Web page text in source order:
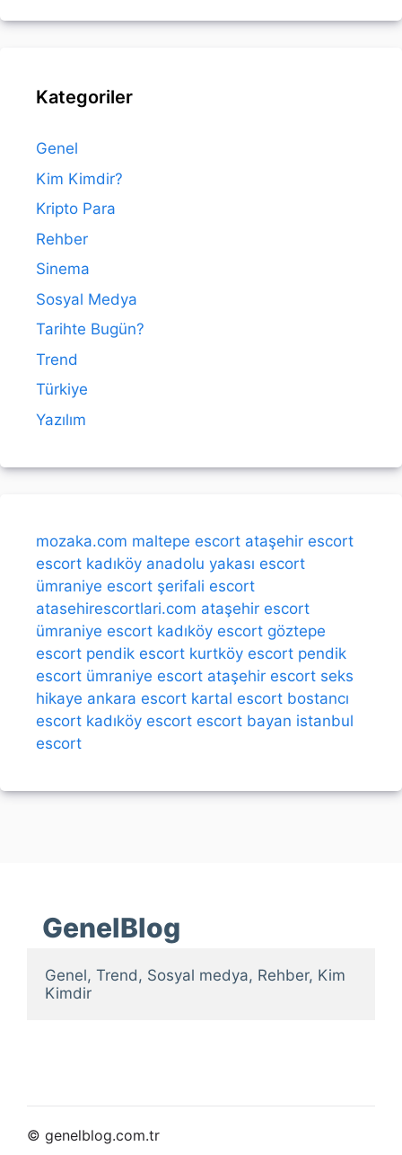
Kategoriler
Genel
Kim Kimdir?
Kripto Para
Rehber
Sinema
Sosyal Medya
Tarihte Bugün?
Trend
Türkiye
Yazılım
mozaka.com maltepe escort ataşehir escort
escort kadıköy anadolu yakası escort
ümraniye escort şerifali escort
atasehirescortlari.com ataşehir escort
ümraniye escort kadıköy escort göztepe
escort pendik escort kurtköy escort pendik
escort ümraniye escort ataşehir escort seks
hikaye ankara escort kartal escort bostancı
escort kadıköy escort escort bayan istanbul
escort
GenelBlog
Genel, Trend, Sosyal medya, Rehber, Kim
Kimdir
© genelblog.com.tr